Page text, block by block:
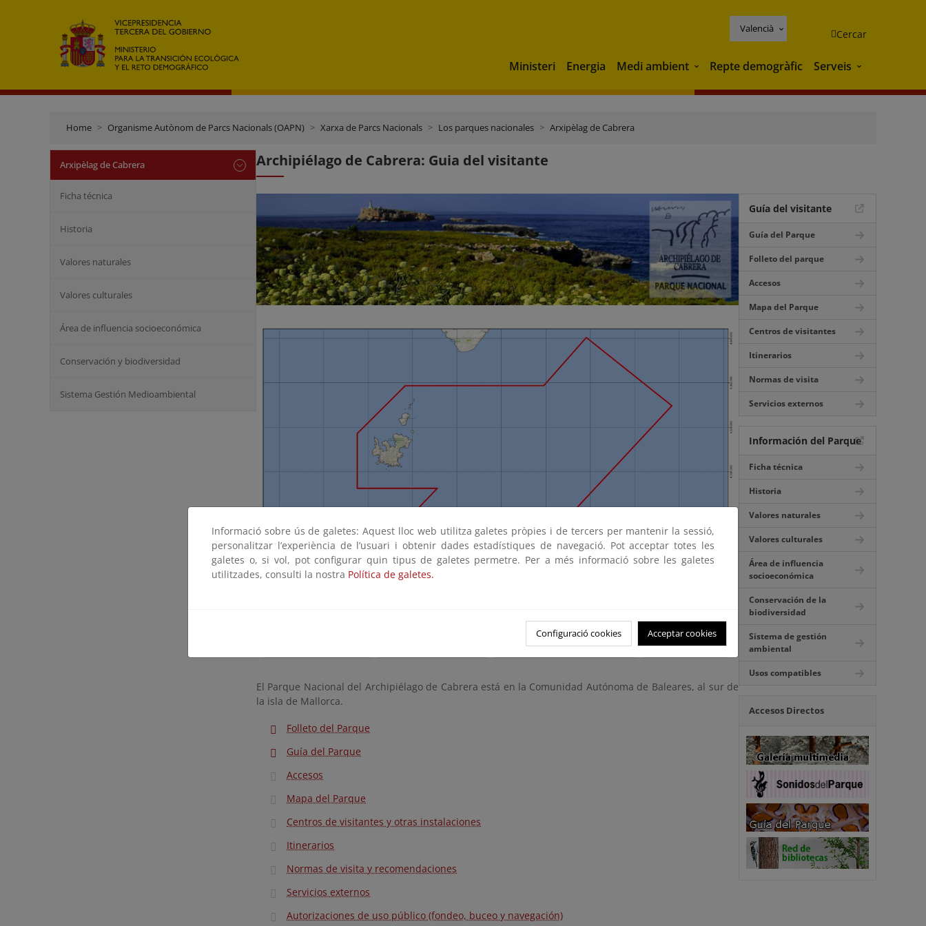
Valencià Cercar
Ministeri Energia Medi ambient Medi ambient
Repte demogràfic Serveis Serveis
Home Organisme Autònom de Parcs Nacionals (OAPN) Xarxa de Parcs Nacionals Los parques nacionales Arxipèlag de Cabrera
Arxipèlag de Cabrera
Ficha técnica
Historia
Valores naturales
Valores culturales
Área de influencia socioeconómica
Conservación y biodiversidad
Sistema Gestión Medioambiental
Archipiélago de Cabrera: Guia del visitante
El Parque Nacional del Archipiélago de Cabrera está en la Comunidad Autónoma de Baleares, al sur de
la isla de Mallorca.
Folleto del Parque
Guía del Parque
Accesos
Mapa del Parque
Centros de visitantes y otras instalaciones
Itinerarios
Normas de visita y recomendaciones
Servicios externos
Autorizaciones de uso público (fondeo, buceo y navegación)
Guía del visitante
Guía del Parque
Folleto del parque
Accesos
Mapa del Parque
Centros de visitantes
Itinerarios
Normas de visita
Servicios externos
Información del Parque
Ficha técnica
Historia
Valores naturales
Valores culturales
Área de influencia
socioeconómica
Conservación de la
biodiversidad
Sistema de gestión
ambiental
Usos compatibles
Accesos Directos
Informació sobre ús de galetes: Aquest lloc web utilitza galetes pròpies i de tercers per mantenir la sessió,
personalitzar l’experiència de l’usuari i obtenir dades estadístiques de navegació. Pot acceptar totes les
galetes o, si vol, pot configurar quin tipus de galetes permetre. Per a més informació sobre les galetes
utilitzades, consulti la nostra Política de galetes.
Configuració cookies Acceptar cookies